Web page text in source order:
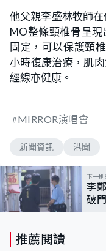
他父親李盛林牧師
MO整條頸椎骨呈
固定，可以保護頸
小時復康治療，肌
經線亦健康。
MIRROR演唱會
新聞資訊 港聞
下一
李
破
推薦閱讀